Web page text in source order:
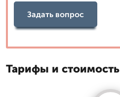
Задать вопрос
Тарифы и стоимость